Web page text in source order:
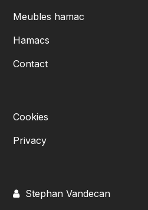
Meubles hamac
Hamacs
Contact
Cookies
Privacy
Stephan Vandecan